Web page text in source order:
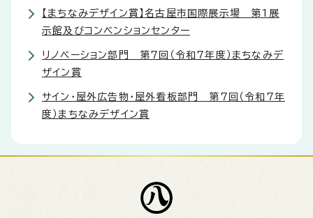
【まちなみデザイン賞】名古屋市国際展示場 第1展
示館及びコンベンションセンター
リノベーション部門 第7回（令和7年度）まちなみデ
ザイン賞
サイン・屋外広告物・屋外看板部門 第7回（令和7年
度）まちなみデザイン賞